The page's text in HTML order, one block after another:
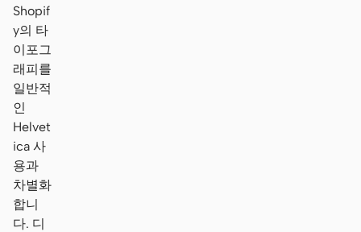
Shopif
y의 타
이포그
래피를
일반적
인
Helvet
ica 사
용과
차별화
합니
다. 디